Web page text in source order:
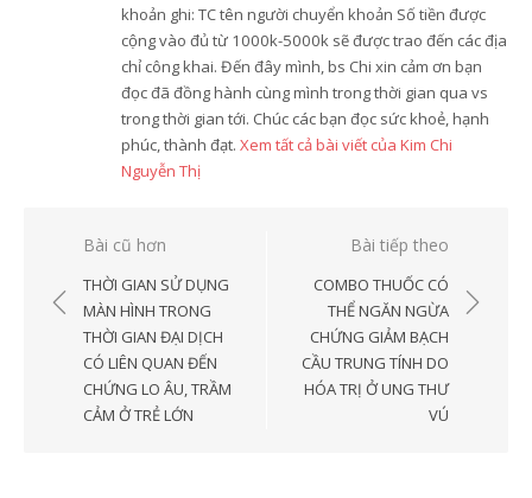
khoản ghi: TC tên người chuyển khoản Số tiền được
cộng vào đủ từ 1000k-5000k sẽ được trao đến các địa
chỉ công khai. Đến đây mình, bs Chi xin cảm ơn bạn
đọc đã đồng hành cùng mình trong thời gian qua vs
trong thời gian tới. Chúc các bạn đọc sức khoẻ, hạnh
phúc, thành đạt. Xem tất cả bài viết của Kim Chi
Nguyễn Thị
Điều
hướng
bài
viết
Bài cũ hơn
THỜI GIAN SỬ DỤNG
MÀN HÌNH TRONG
THỜI GIAN ĐẠI DỊCH
CÓ LIÊN QUAN ĐẾN
CHỨNG LO ÂU, TRẦM
CẢM Ở TRẺ LỚN
Bài tiếp theo
COMBO THUỐC CÓ
THỂ NGĂN NGỪA
CHỨNG GIẢM BẠCH
CẦU TRUNG TÍNH DO
HÓA TRỊ Ở UNG THƯ
VÚ